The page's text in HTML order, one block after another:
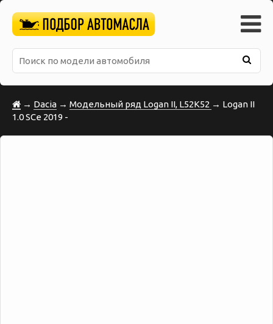
→ Dacia → Модельный ряд Logan II, L52K52 → Logan II
1.0 SCe 2019 -